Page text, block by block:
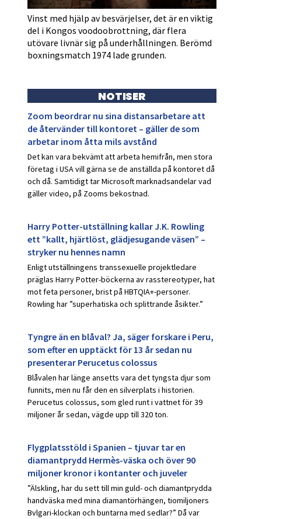
Vinst med hjälp av besvärjelser, det är en viktig
del i Kongos voodoobrottning, där flera
utövare livnär sig på underhållningen. Berömd
boxningsmatch 1974 lade grunden.
NOTISER
Zoom beordrar nu sina distansarbetare att
de återvänder till kontoret – gäller de som
arbetar inom åtta mils avstånd
Det kan vara bekvämt att arbeta hemifrån, men stora
företag i USA vill gärna se de anställda på kontoret då
och då. Samtidigt tar Microsoft marknadsandelar vad
gäller video, på Zooms bekostnad.
Harry Potter-utställning kallar J.K. Rowling
ett ”kallt, hjärtlöst, glädjesugande väsen” –
stryker nu hennes namn
Enligt utställningens transsexuelle projektledare
präglas Harry Potter-böckerna av rasstereotyper, hat
mot feta personer, brist på HBTQIA+-personer.
Rowling har ”superhatiska och splittrande åsikter.”
Tyngre än en blåval? Ja, säger forskare i Peru,
som efter en upptäckt för 13 år sedan nu
presenterar Perucetus colossus
Blåvalen har länge ansetts vara det tyngsta djur som
funnits, men nu får den en silverplats i historien.
Perucetus colossus, som gled runt i vattnet för 39
miljoner år sedan, vägde upp till 320 ton.
Flygplatsstöld i Spanien – tjuvar tar en
diamantprydd Hermès-väska och över 90
miljoner kronor i kontanter och juveler
”Älskling, har du sett till min guld- och diamantprydda
handväska med mina diamantörhängen, tiomiljoners
Bvlgari-klockan och buntarna med sedlar?” Då var